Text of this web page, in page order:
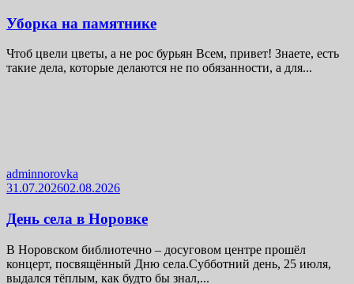
Уборка на памятнике
Чтоб цвели цветы, а не рос бурьян Всем, привет! Знаете, есть
такие дела, которые делаются не по обязанности, а для...
adminnorovka
31.07.202602.08.2026
День села в Норовке
В Норовском библиотечно – досуговом центре прошёл
концерт, посвящённый Дню села.Субботний день, 25 июля,
выдался тёплым, как будто бы знал,...